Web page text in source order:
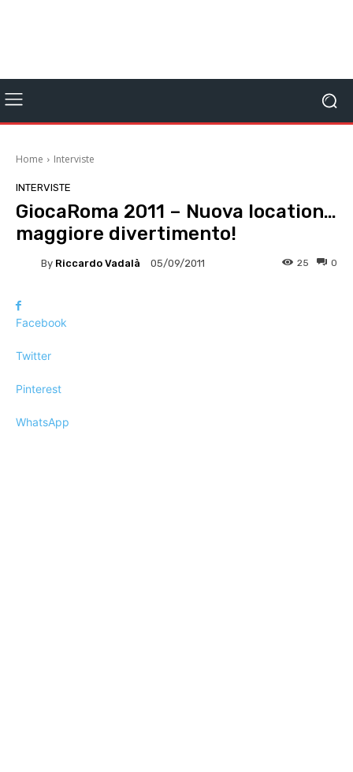
Home Interviste
INTERVISTE
GiocaRoma 2011 – Nuova location…
maggiore divertimento!
By Riccardo Vadalà 05/09/2011 0
25
Facebook
Twitter
Pinterest
WhatsApp